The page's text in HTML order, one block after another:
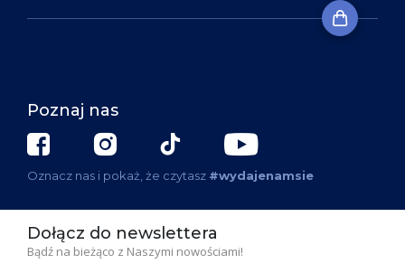
Poznaj nas
Oznacz nas i pokaż, że czytasz #wydajenamsie
Dołącz do newslettera
Bądź na bieżąco z Naszymi nowościami!